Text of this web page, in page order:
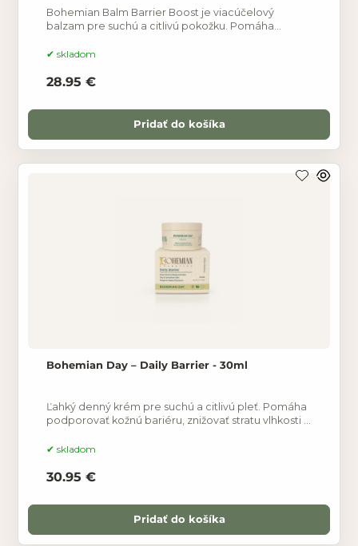
Bohemian Balm Barrier Boost je viacúčelový
balzam pre suchú a citlivú pokožku. Pomáha
poskytuje výživu
skladom
28.95 €
Pridať do košíka
Bohemian Day – Daily Barrier - 30ml
Ľahký denný krém pre suchú a citlivú pleť. Pomáha
podporovať kožnú bariéru, znižovať stratu vlhkosti a
skladom
30.95 €
Pridať do košíka